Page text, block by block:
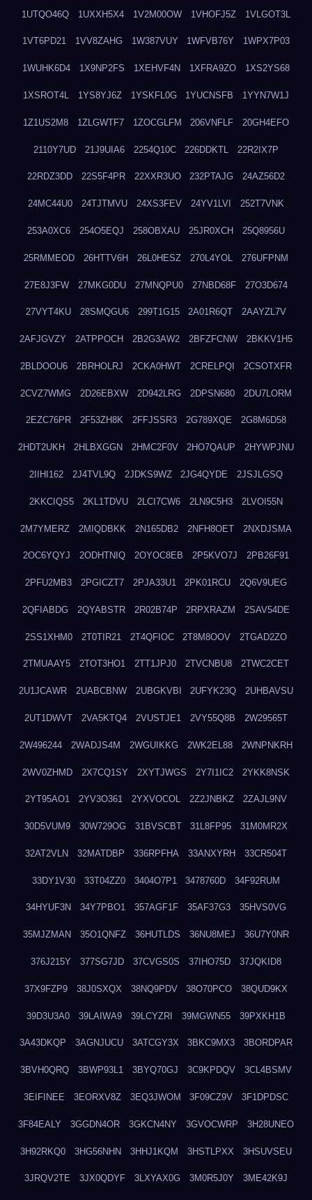
1UTQO46Q 1UXXH5X4 1V2M00OW 1VHOFJ5Z 1VLGOT3L
1VT6PD21 1VV8ZAHG 1W387VUY 1WFVB76Y 1WPX7P03
1WUHK6D4 1X9NP2FS 1XEHVF4N 1XFRA9ZO 1XS2YS68
1XSROT4L 1YS8YJ6Z 1YSKFL0G 1YUCNSFB 1YYN7W1J
1Z1US2M8 1ZLGWTF7 1ZOCGLFM 206VNFLF 20GH4EFO
2110Y7UD 21J9UIA6 2254Q10C 226DDKTL 22R2IX7P
22RDZ3DD 22S5F4PR 22XXR3UO 232PTAJG 24AZ56D2
24MC44U0 24TJTMVU 24XS3FEV 24YV1LVI 252T7VNK
253A0XC6 254O5EQJ 258OBXAU 25JR0XCH 25Q8956U
25RMMEOD 26HTTV6H 26L0HESZ 270L4YOL 276UFPNM
27E8J3FW 27MKG0DU 27MNQPU0 27NBD68F 27O3D674
27VYT4KU 28SMQGU6 299T1G15 2A01R6QT 2AAYZL7V
2AFJGVZY 2ATPPOCH 2B2G3AW2 2BFZFCNW 2BKKV1H5
2BLDOOU6 2BRHOLRJ 2CKA0HWT 2CRELPQI 2CSOTXFR
2CVZ7WMG 2D26EBXW 2D942LRG 2DPSN680 2DU7LORM
2EZC76PR 2F53ZH8K 2FFJSSR3 2G789XQE 2G8M6D58
2HDT2UKH 2HLBXGGN 2HMC2F0V 2HO7QAUP 2HYWPJNU
2IIHI162 2J4TVL9Q 2JDKS9WZ 2JG4QYDE 2JSJLGSQ
2KKCIQS5 2KL1TDVU 2LCI7CW6 2LN9C5H3 2LVOI55N
2M7YMERZ 2MIQDBKK 2N165DB2 2NFH8OET 2NXDJSMA
2OC6YQYJ 2ODHTNIQ 2OYOC8EB 2P5KVO7J 2PB26F91
2PFU2MB3 2PGICZT7 2PJA33U1 2PK01RCU 2Q6V9UEG
2QFIABDG 2QYABSTR 2R02B74P 2RPXRAZM 2SAV54DE
2SS1XHM0 2T0TIR21 2T4QFIOC 2T8M8OOV 2TGAD2ZO
2TMUAAY5 2TOT3HO1 2TT1JPJ0 2TVCNBU8 2TWC2CET
2U1JCAWR 2UABCBNW 2UBGKVBI 2UFYK23Q 2UHBAVSU
2UT1DWVT 2VA5KTQ4 2VUSTJE1 2VY55Q8B 2W29565T
2W496244 2WADJS4M 2WGUIKKG 2WK2EL88 2WNPNKRH
2WV0ZHMD 2X7CQ1SY 2XYTJWGS 2Y7I1IC2 2YKK8NSK
2YT95AO1 2YV3O361 2YXVOCOL 2Z2JNBKZ 2ZAJL9NV
30D5VUM9 30W729OG 31BVSCBT 31L8FP95 31M0MR2X
32AT2VLN 32MATDBP 336RPFHA 33ANXYRH 33CR504T
33DY1V30 33T04ZZ0 3404O7P1 3478760D 34F92RUM
34HYUF3N 34Y7PBO1 357AGF1F 35AF37G3 35HVS0VG
35MJZMAN 35O1QNFZ 36HUTLDS 36NU8MEJ 36U7Y0NR
376J215Y 377SG7JD 37CVGS0S 37IHO75D 37JQKID8
37X9FZP9 38J0SXQX 38NQ9PDV 38O70PCO 38QUD9KX
39D3U3A0 39LAIWA9 39LCYZRI 39MGWN55 39PXKH1B
3A43DKQP 3AGNJUCU 3ATCGY3X 3BKC9MX3 3BORDPAR
3BVH0QRQ 3BWP93L1 3BYQ70GJ 3C9KPDQV 3CL4BSMV
3EIFINEE 3EORXV8Z 3EQ3JWOM 3F09CZ9V 3F1DPDSC
3F84EALY 3GGDN4OR 3GKCN4NY 3GVOCWRP 3H28UNEO
3H92RKQ0 3HG56NHN 3HHJ1KQM 3HSTLPXX 3HSUVSEU
3JRQV2TE 3JX0QDYF 3LXYAX0G 3M0R5J0Y 3ME42K9J